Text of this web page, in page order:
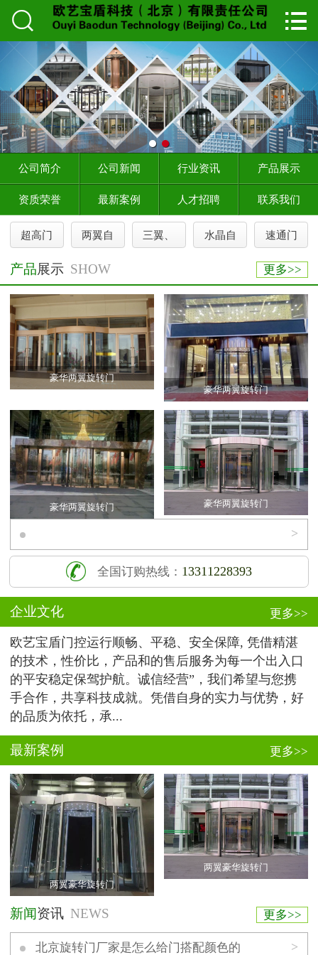
 首页
公司简介
产品展示
新闻资讯
在线留言
成功案例
售后服务
人才招聘
文档下载
联系我们


公司简介 公司新闻 行业资讯 产品展示
资质荣誉 最新案例 人才招聘 联系我们
超高门 两翼自 三翼、 水晶自 速通门
更多>>
产品展示 SHOW
豪华两翼旋转门
豪华两翼旋转门
豪华两翼旋转门 豪华两翼旋转门
>
全国订购热线： 13311228393
更多>>
企业文化
欧艺宝盾门控运行顺畅、平稳、安全保障, 凭借精湛
的技术，性价比，产品和的售后服务为每一个出入口
的平安稳定保驾护航。诚信经营”，我们希望与您携
手合作，共享科技成就。凭借自身的实力与优势，好
的品质为依托，承...
更多>>
最新案例
两翼豪华旋转门
两翼豪华旋转门
更多>>
新闻资讯 NEWS
>
北京旋转门厂家是怎么给门搭配颜色的